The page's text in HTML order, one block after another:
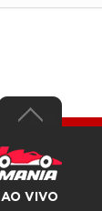
AO VIVO